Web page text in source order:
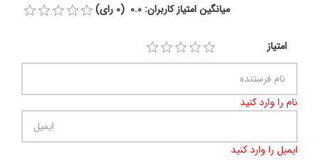
میانگین امتیاز کاربران: 0.0 (0 رای)
امتیاز
نام را وارد کنید
ایمیل را وارد کنید